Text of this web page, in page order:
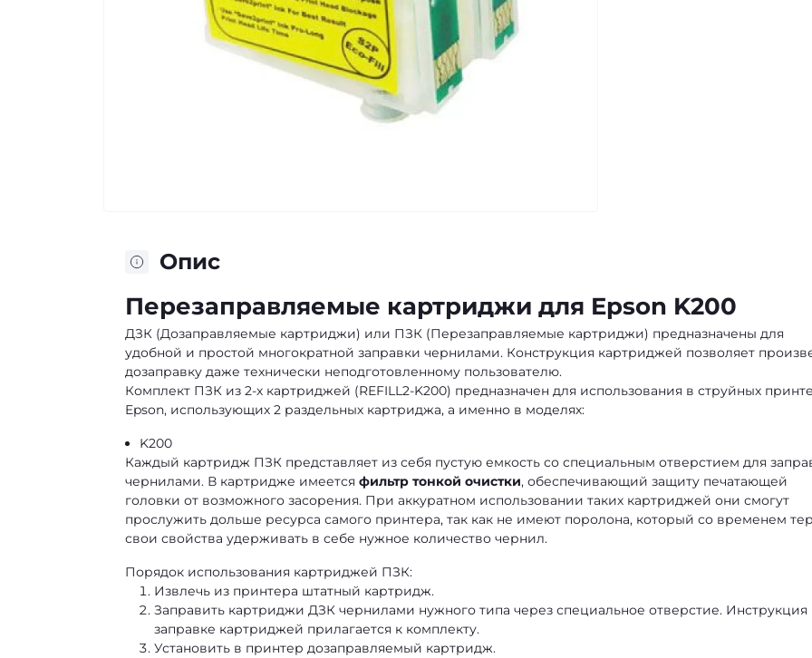
Опис
Перезаправляемые картриджи для Epson K200
ДЗК (Дозаправляемые картриджи) или ПЗК (Перезаправляемые картриджи) предназначены для
удобной и простой многократной заправки чернилами. Конструкция картриджей позволяет
дозаправку даже технически неподготовленному пользователю.
Комплект ПЗК из 2-х картриджей (REFILL2-K200) предназначен для использования в струйных
Epson, использующих 2 раздельных картриджа, а именно в моделях:
K200
Каждый картридж ПЗК представляет из себя пустую емкость со специальным отверстием для
чернилами. В картридже имеется фильтр тонкой очистки, обеспечивающий защиту печатающей
головки от возможного засорения. При аккуратном использовании таких картриджей они смогут
прослужить дольше ресурса самого принтера, так как не имеют поролона, который со временем
свои свойства удерживать в себе нужное количество чернил.
Порядок использования картриджей ПЗК:
Извлечь из принтера штатный картридж.
Заправить картриджи ДЗК чернилами нужного типа через специальное отверстие. Инструкция
заправке картриджей прилагается к комплекту.
Установить в принтер дозаправляемый картридж.